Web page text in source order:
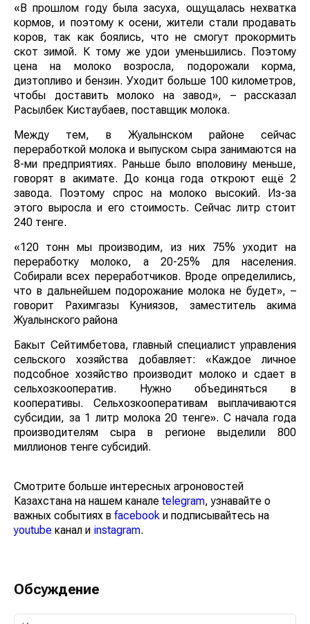
«В прошлом году была засуха, ощущалась нехватка
кормов, и поэтому к осени, жители стали продавать
коров, так как боялись, что не смогут прокормить
скот зимой. К тому же удои уменьшились. Поэтому
цена на молоко возросла, подорожали корма,
дизтопливо и бензин. Уходит больше 100 километров,
чтобы доставить молоко на завод», – рассказал
Расылбек Кистаубаев, поставщик молока.
Между тем, в Жуалынском районе сейчас
переработкой молока и выпуском сыра занимаются на
8-ми предприятиях. Раньше было вполовину меньше,
говорят в акимате. До конца года откроют ещё 2
завода. Поэтому спрос на молоко высокий. Из-за
этого выросла и его стоимость. Сейчас литр стоит
240 тенге.
«120 тонн мы производим, из них 75% уходит на
переработку молоко, а 20-25% для населения.
Собирали всех переработчиков. Вроде определились,
что в дальнейшем подорожание молока не будет», –
говорит Рахимгазы Куниязов, заместитель акима
Жуалынского района
Бакыт Сейтимбетова, главный специалист управления
сельского хозяйства добавляет: «Каждое личное
подсобное хозяйство производит молоко и сдает в
сельхозкооператив. Нужно объединяться в
кооперативы. Сельхозкооперативам выплачиваются
субсидии, за 1 литр молока 20 тенге». С начала года
производителям сыра в регионе выделили 800
миллионов тенге субсидий.
Смотрите больше интересных агроновостей
Казахстана на нашем канале telegram, узнавайте о
важных событиях в facebook и подписывайтесь на
youtube канал и instagram.
Обсуждение